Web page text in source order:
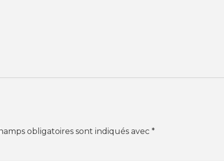
obligatoires sont indiqués avec *